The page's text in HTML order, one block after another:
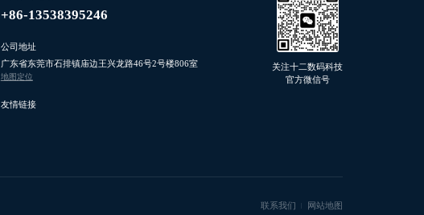
+86-13538395246
公司地址
广东省东莞市石排镇庙边王兴龙路46号2号楼806室
地图定位
友情链接
关注十二数码科技
官方微信号
联系我们 网站地图